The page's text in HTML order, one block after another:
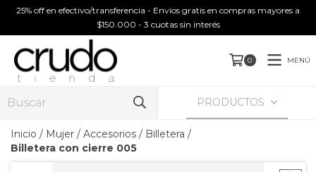
25% off en efectivo/transferencia - Envíos gratis en compras mayores a
$150.000 - 3 cuotas sin interés
0 MENÚ
PRODUCTOS
Inicio / Mujer / Accesorios / Billetera /
Billetera con cierre 005